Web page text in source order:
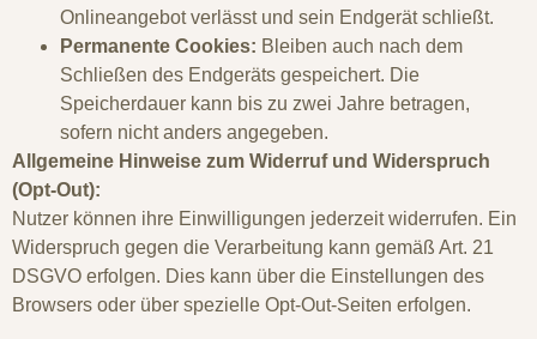
Onlineangebot verlässt und sein Endgerät schließt.
Permanente Cookies: Bleiben auch nach dem
Schließen des Endgeräts gespeichert. Die
Speicherdauer kann bis zu zwei Jahre betragen,
sofern nicht anders angegeben.
Allgemeine Hinweise zum Widerruf und Widerspruch
(Opt-Out):
Nutzer können ihre Einwilligungen jederzeit widerrufen. Ein
Widerspruch gegen die Verarbeitung kann gemäß Art. 21
DSGVO erfolgen. Dies kann über die Einstellungen des
Browsers oder über spezielle Opt-Out-Seiten erfolgen.